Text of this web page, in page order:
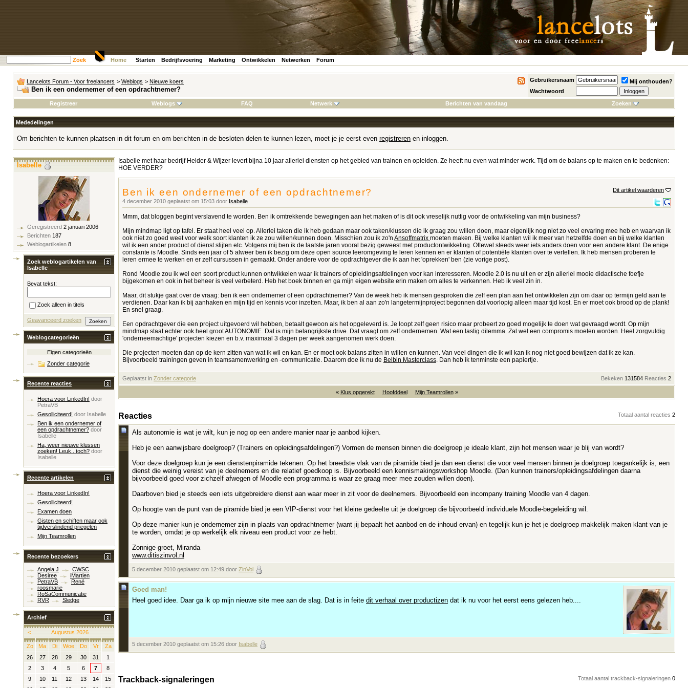
Zoek Home Starten Bedrijfsvoering Marketing Ontwikkelen Netwerken Forum
Lancelots Forum - Voor freelancers > Weblogs > Nieuwe koers
Ben ik een ondernemer of een opdrachtnemer?
Gebruikersnaam
Mij onthouden?
Wachtwoord
Registreer
Weblogs FAQ Netwerk Berichten van vandaag Zoeken
Mededelingen
Om berichten te kunnen plaatsen in dit forum en om berichten in de besloten delen te kunnen lezen, moet je je eerst even registreren en inloggen.
Isabelle met haar bedrijf Helder & Wijzer levert bijna 10 jaar allerlei diensten op het gebied van trainen en opleiden. Ze heeft nu even wat minder werk. Tijd om de balans op te maken en te bedenken:
HOE VERDER?
Dit artikel waarderen
Ben ik een ondernemer of een opdrachtnemer?
4 december 2010 geplaatst om 15:03 door Isabelle
Mmm, dat bloggen begint verslavend te worden. Ben ik omtrekkende bewegingen aan het maken of is dit ook vreselijk nuttig voor de ontwikkeling van mijn business?
Mijn mindmap ligt op tafel. Er staat heel veel op. Allerlei taken die ik heb gedaan maar ook taken/klussen die ik graag zou willen doen, maar eigenlijk nog niet zo veel ervaring mee heb en waarvan ik
ook niet zo goed weet voor welk soort klanten ik ze zou willen/kunnen doen. Misschien zou ik zo'n Ansoffmatrix moeten maken. Bij welke klanten wil ik meer van hetzelfde doen en bij welke klanten
wil ik een ander product of dienst slijten etc. Volgens mij ben ik de laatste jaren vooral bezig geweest met productontwikkeling. Oftewel steeds weer iets anders doen voor een andere klant. De enige
constante is Moodle. Sinds een jaar of 5 alweer ben ik bezig om deze open source leeromgeving te leren kennen en er klanten of potentiële klanten over te vertellen. Ik heb mensen proberen te
leren ermee te werken en er zelf cursussen in gemaakt. Onder andere voor de opdrachtgever die ik aan het 'oprekken' ben (zie vorige post).
Rond Moodle zou ik wel een soort product kunnen ontwikkelen waar ik trainers of opleidingsafdelingen voor kan interesseren. Moodle 2.0 is nu uit en er zijn allerlei mooie didactische foefje
bijgekomen en ook in het beheer is veel verbeterd. Heb het boek binnen en ga mijn eigen website erin maken om alles te verkennen. Heb ik veel zin in.
Maar, dit stukje gaat over de vraag: ben ik een ondernemer of een opdrachtnemer? Van de week heb ik mensen gesproken die zelf een plan aan het ontwikkelen zijn om daar op termijn geld aan te
verdienen. Daar kan ik bij aanhaken en mijn tijd en kennis voor inzetten. Maar, ik ben al aan zo'n langetermijnproject begonnen dat voorlopig alleen maar tijd kost. En er moet ook brood op de plank!
En snel graag.
Een opdrachtgever die een project uitgevoerd wil hebben, betaalt gewoon als het opgeleverd is. Je loopt zelf geen risico maar probeert zo goed mogelijk te doen wat gevraagd wordt. Op mijn
mindmap staat echter ook heel groot AUTONOMIE. Dat is mijn belangrijkste drive. Dat vraagt om zelf ondernemen. Wat een lastig dilemma. Zal wel een compromis moeten worden. Heel zorgvuldig
'onderneemachtige' projecten kiezen en b.v. maximaal 3 dagen per week aangenomen werk doen.
Die projecten moeten dan op de kern zitten van wat ik wil en kan. En er moet ook balans zitten in willen en kunnen. Van veel dingen die ik wil kan ik nog niet goed bewijzen dat ik ze kan.
Bijvoorbeeld trainingen geven in teamsamenwerking en -communicatie. Daarom doe ik nu de Belbin Masterclass. Dan heb ik tenminste een papiertje.
Geplaatst in Zonder categorie Bekeken 131584 Reacties 2
« Klus opgerekt Hoofddeel Mijn Teamrollen»
Totaal aantal reacties 2
Reacties
Als autonomie is wat je wilt, kun je nog op een andere manier naar je aanbod kijken.
Heb je een aanwijsbare doelgroep? (Trainers en opleidingsafdelingen?) Vormen de mensen binnen die doelgroep je ideale klant, zijn het mensen waar je blij van wordt?
Voor deze doelgroep kun je een dienstenpiramide tekenen. Op het breedste vlak van de piramide bied je dan een dienst die voor veel mensen binnen je doelgroep toegankelijk is, een
dienst die weinig vereist van je deelnemers en die relatief goedkoop is. Bijvoorbeeld een kennismakingsworkshop Moodle. (Dan kunnen trainers/opleidingsafdelingen daarna
bijvoorbeeld goed voor zichzelf afwegen of Moodle een programma is waar ze graag meer mee zouden willen doen).
Daarboven bied je steeds een iets uitgebreidere dienst aan waar meer in zit voor de deelnemers. Bijvoorbeeld een incompany training Moodle van 4 dagen.
Op hoogte van de punt van de piramide bied je een VIP-dienst voor het kleine gedeelte uit je doelgroep die bijvoorbeeld individuele Moodle-begeleiding wil.
Op deze manier kun je ondernemer zijn in plaats van opdrachtnemer (want jij bepaalt het aanbod en de inhoud ervan) en tegelijk kun je het je doelgroep makkelijk maken klant van je
te worden, omdat je op werkelijk elk niveau een product voor ze hebt.
Zonnige groet, Miranda
www.ditiszinvol.nl
5 december 2010 geplaatst om 12:49 door ZinVol
Goed man!
Heel goed idee. Daar ga ik op mijn nieuwe site mee aan de slag. Dat is in feite dit verhaal over productizen dat ik nu voor het eerst eens gelezen heb....
5 december 2010 geplaatst om 15:26 door Isabelle
Totaal aantal trackback-signaleringen 0
Trackback-signaleringen
Isabelle
Geregistreerd 2 januari 2006
Berichten 187
Weblogartikelen 8
Zoek weblogartikelen van
Isabelle
Bevat tekst:
Zoek alleen in titels
Geavanceerd zoeken
Weblogcategorieën
Eigen categorieën
Zonder categorie
Recente reacties
Hoera voor LinkedIn! door
PetraVB
Gesolliciteerd! door Isabelle
Ben ik een ondernemer of
een opdrachtnemer? door
Isabelle
Ha, weer nieuwe klussen
zoeken! Leuk...toch? door
Isabelle
Recente artikelen
Hoera voor LinkedIn!
Gesolliciteerd!
Examen doen
Gisten en schiften maar ook
tijdverslindend priegelen
Mijn Teamrollen
Recente bezoekers
Angela.J
CWSC
Desiree
iMartien
PetraVB
René
roosmarie
RoSaCommunicatie
RVR
Sledge
Archief
< Augustus 2026
Zo Ma Di Woe Do Vr
Za
26
27 28 29 30 31
1
2
3 4 5 6 7
8
9
10 11 12 13 14
15